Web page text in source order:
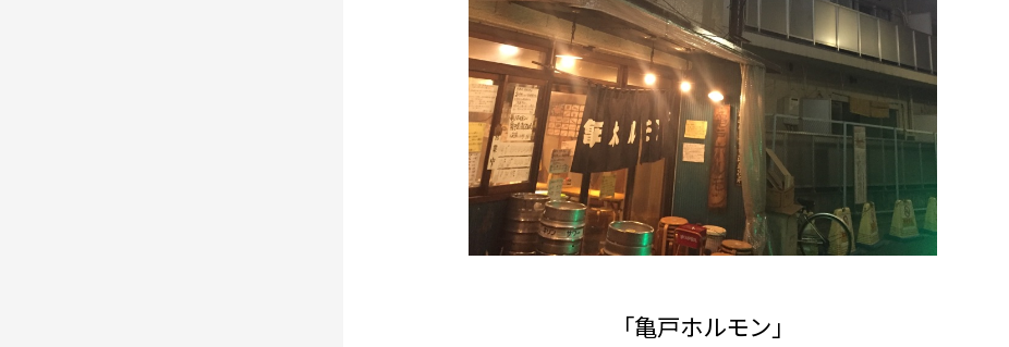
「亀戸ホルモン」